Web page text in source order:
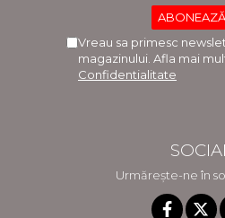
Vreau sa primesc
magazinului. Afla mai
Confidentialitate
Urmărește-ne în